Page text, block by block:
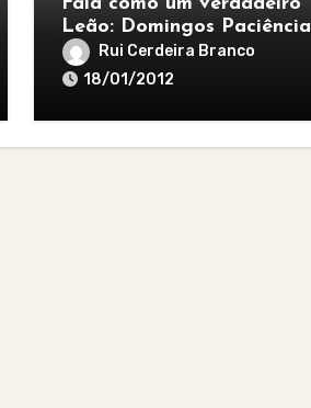
Leão: Domingos Paciência
Rui Cerdeira Branco
18/01/2012